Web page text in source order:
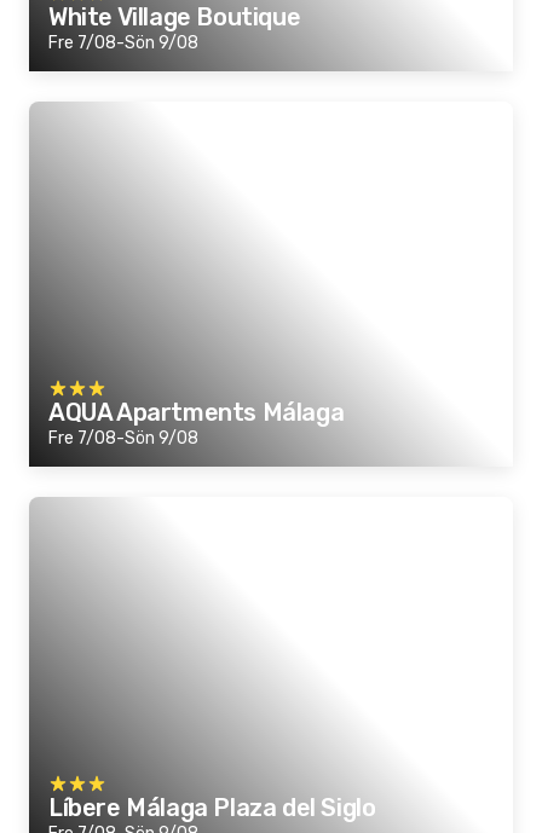
White Village Boutique
Fre 7/08-Sön 9/08
AQUA Apartments Málaga
Fre 7/08-Sön 9/08
Líbere Málaga Plaza del Siglo